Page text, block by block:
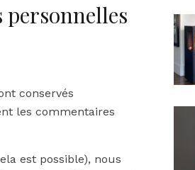
conservés
les commentaires
est possible), nous